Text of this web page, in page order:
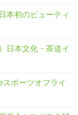
本初のビューティ
日本文化・茶道イ
スポーツオフライ